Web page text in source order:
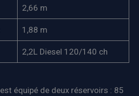
2,66 m
1,88 m
2,2L Diesel 120/140 ch
équipé de deux réservoirs : 85